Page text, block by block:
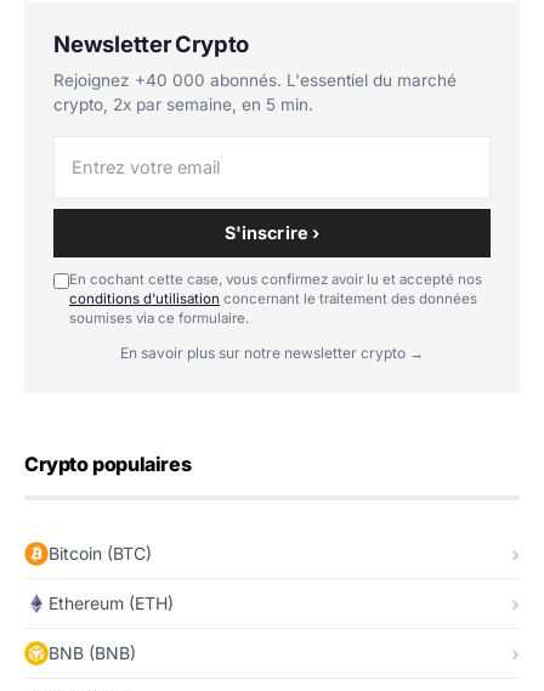
Newsletter Crypto
Rejoignez +40 000 abonnés. L'essentiel du marché
crypto, 2x par semaine, en 5 min.
S'inscrire ›
En cochant cette case, vous confirmez avoir lu et accepté nos
conditions d'utilisation concernant le traitement des données
soumises via ce formulaire.
En savoir plus sur notre newsletter crypto →
Crypto populaires
Bitcoin (BTC)
Ethereum (ETH)
BNB (BNB)